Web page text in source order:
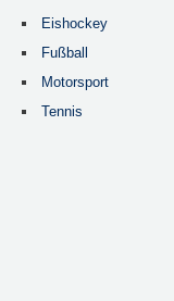
Eishockey
Fußball
Motorsport
Tennis